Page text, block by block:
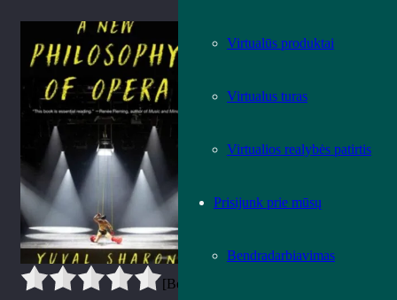
Virtualūs produktai
Virtualus turas
Virtualios realybės patirtis
Prisijunk prie mūsų
Bendradarbiavimas
[Bendrai: